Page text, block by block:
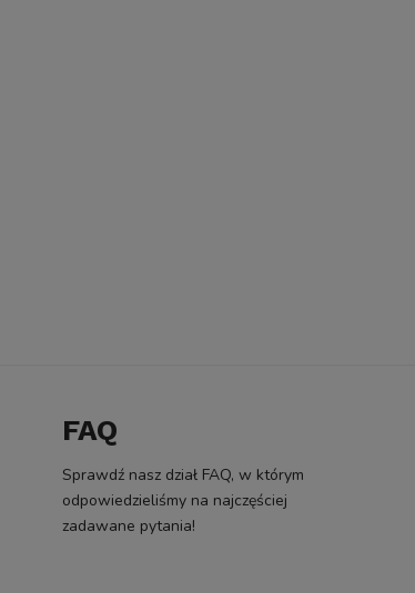
FAQ
Sprawdź nasz dział FAQ, w którym
odpowiedzieliśmy na najczęściej
zadawane pytania!